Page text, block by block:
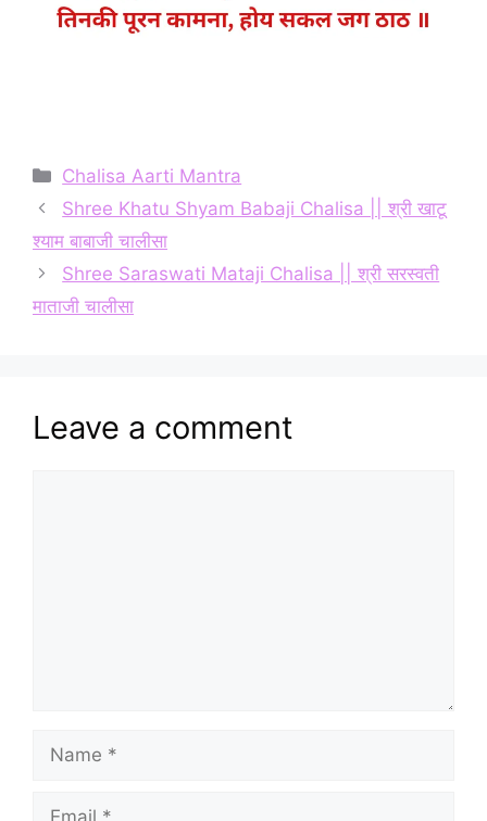
Categories
Chalisa Aarti Mantra
Shree Khatu Shyam Babaji Chalisa || श्री खाटू
श्याम बाबाजी चालीसा
Shree Saraswati Mataji Chalisa || श्री सरस्वती
माताजी चालीसा
Leave a comment